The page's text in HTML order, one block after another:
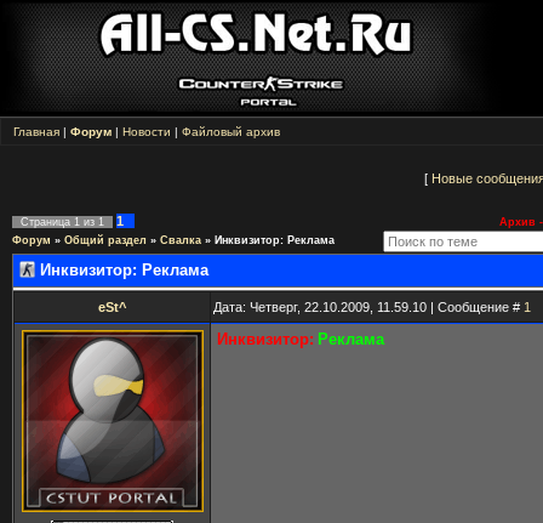
Главная | Форум | Новости | Файловый архив
[ Новые
Страница 1 из 1 1
Архив -
Форум » Общий раздел » Свалка » Инквизитор: Реклама
Инквизитор: Реклама
eSt^ Дата: Четверг, 22.10.2009, 11.59.10 | Сообщение # 1
Инквизитор: Реклама